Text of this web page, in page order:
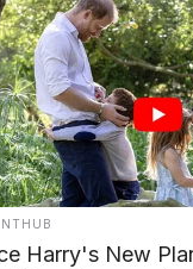
Harry's New